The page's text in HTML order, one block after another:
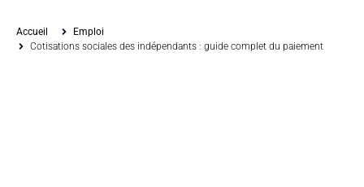
Accueil
Emploi
Cotisations sociales des indépendants : guide complet du paiement